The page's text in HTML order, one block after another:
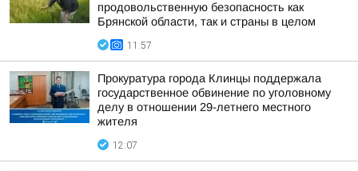
продовольственную безопасность как
Брянской области, так и страны в целом
11:57
Прокуратура города Клинцы поддержала
государственное обвинение по уголовному
делу в отношении 29-летнего местного
жителя
12:07